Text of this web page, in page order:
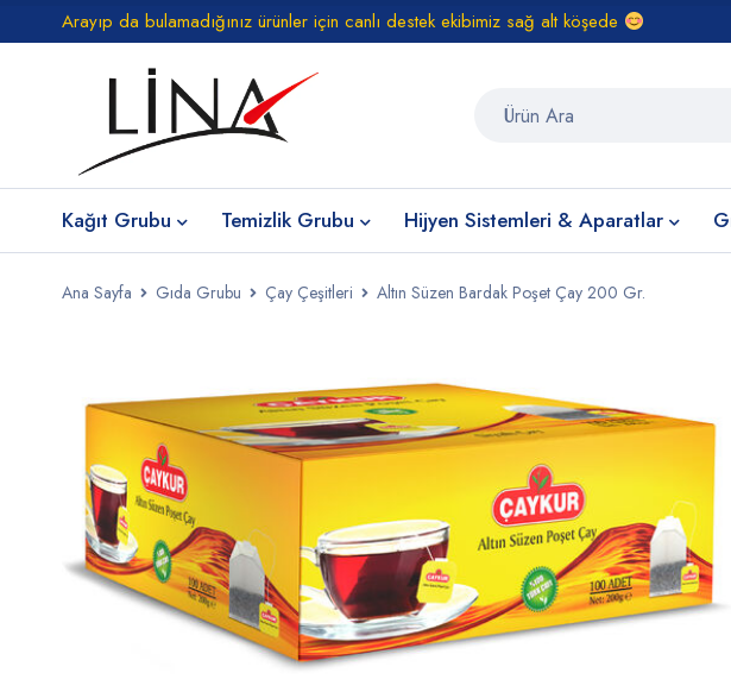
Arayıp da bulamadığınız ürünler için canlı destek ekibimiz sağ alt köşede
Kağıt Grubu Temizlik Grubu Hijyen Sistemleri & Aparatlar
Ana Sayfa Gıda Grubu Çay Çeşitleri Altın Süzen Bardak Poşet Çay 200 Gr.